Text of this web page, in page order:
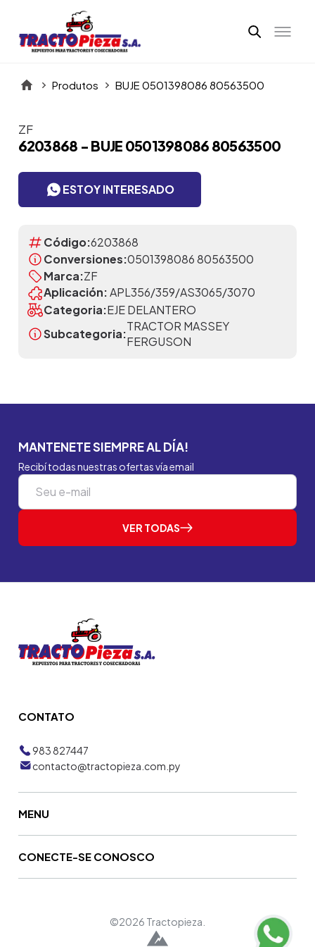
Produtos BUJE 0501398086 80563500
ZF
6203868 - BUJE 0501398086 80563500
ESTOY INTERESADO
Código:6203868
Conversiones:0501398086 80563500
Marca:ZF
Aplicación: APL356/359/AS3065/3070
Categoria:EJE DELANTERO
Subcategoria:
TRACTOR MASSEY
FERGUSON
MANTENETE SIEMPRE AL DÍA!
Recibí todas nuestras ofertas vía email
VER TODAS
CONTATO
983 827447
contacto@tractopieza.com.py
MENU
CONECTE-SE CONOSCO
©2026 Tractopieza.